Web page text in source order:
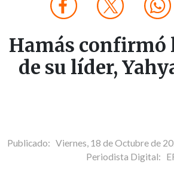
Hamás confirmó
de su líder,
Publicado: Viernes, 18 de Octubre de
Periodista Digital: